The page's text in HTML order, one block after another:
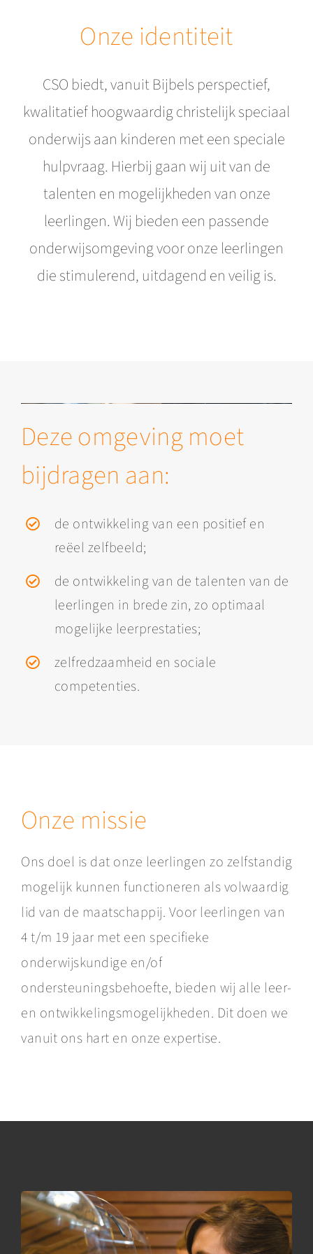
Onze identiteit
CSO biedt, vanuit Bijbels perspectief,
kwalitatief hoogwaardig christelijk speciaal
onderwijs aan kinderen met een speciale
hulpvraag. Hierbij gaan wij uit van de
talenten en mogelijkheden van onze
leerlingen. Wij bieden een passende
onderwijsomgeving voor onze leerlingen
die stimulerend, uitdagend en veilig is.
Deze omgeving moet
bijdragen aan:
de ontwikkeling van een positief en
reëel zelfbeeld;
de ontwikkeling van de talenten van de
leerlingen in brede zin, zo optimaal
mogelijke leerprestaties;
zelfredzaamheid en sociale
competenties.
Onze missie
Ons doel is dat onze leerlingen zo zelfstandig
mogelijk kunnen functioneren als volwaardig
lid van de maatschappij. Voor leerlingen van
4 t/m 19 jaar met een specifieke
onderwijskundige en/of
ondersteuningsbehoefte, bieden wij alle leer-
en ontwikkelingsmogelijkheden. Dit doen we
vanuit ons hart en onze expertise.